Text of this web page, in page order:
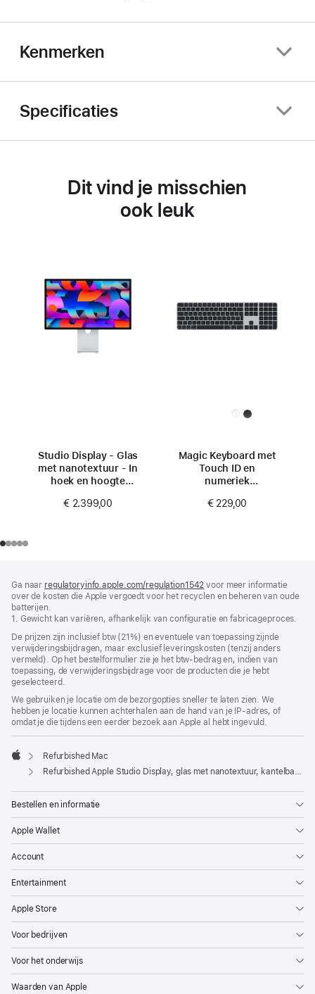
Kenmerken
Specificaties
Dit vind je misschien
ook leuk
Studio Display - Glas
met nanotextuur - In
hoek en hoogte
standaard
€ 2.399,00
Magic Keyboard met
Touch ID en
numeriek
Mac-modellen met
€ 229,00
Ga naar regulatoryinfo.apple.com/regulation1542 (wordt
in
venster
voor meer informatie
over de kosten die Apple vergoedt voor het recyclen en beheren van oude
batterijen.
1. Gewicht kan variëren, afhankelijk van configuratie en fabricageproces.
De prijzen zijn inclusief btw (21%) en eventuele van toepassing zijnde
verwijderingsbijdragen, maar exclusief leveringskosten (tenzij anders
vermeld). Op het bestelformulier zie je het btw-bedrag en, indien van
toepassing, de verwijderingsbijdrage voor de producten die je hebt
geselecteerd.
We gebruiken je locatie om de bezorgopties sneller te laten zien. We
hebben je locatie kunnen achterhalen aan de hand van je IP-adres, of
omdat je die tijdens een eerder bezoek aan Apple al hebt ingevuld.
Apple
Refurbished Mac
Refurbished Apple Studio Display, glas met nanotextuur, kantelbare en in hoogte verstelbare standaard
Bestellen en informatie
Apple Wallet
Account
Entertainment
Apple Store
Voor bedrijven
Voor het onderwijs
Waarden van Apple